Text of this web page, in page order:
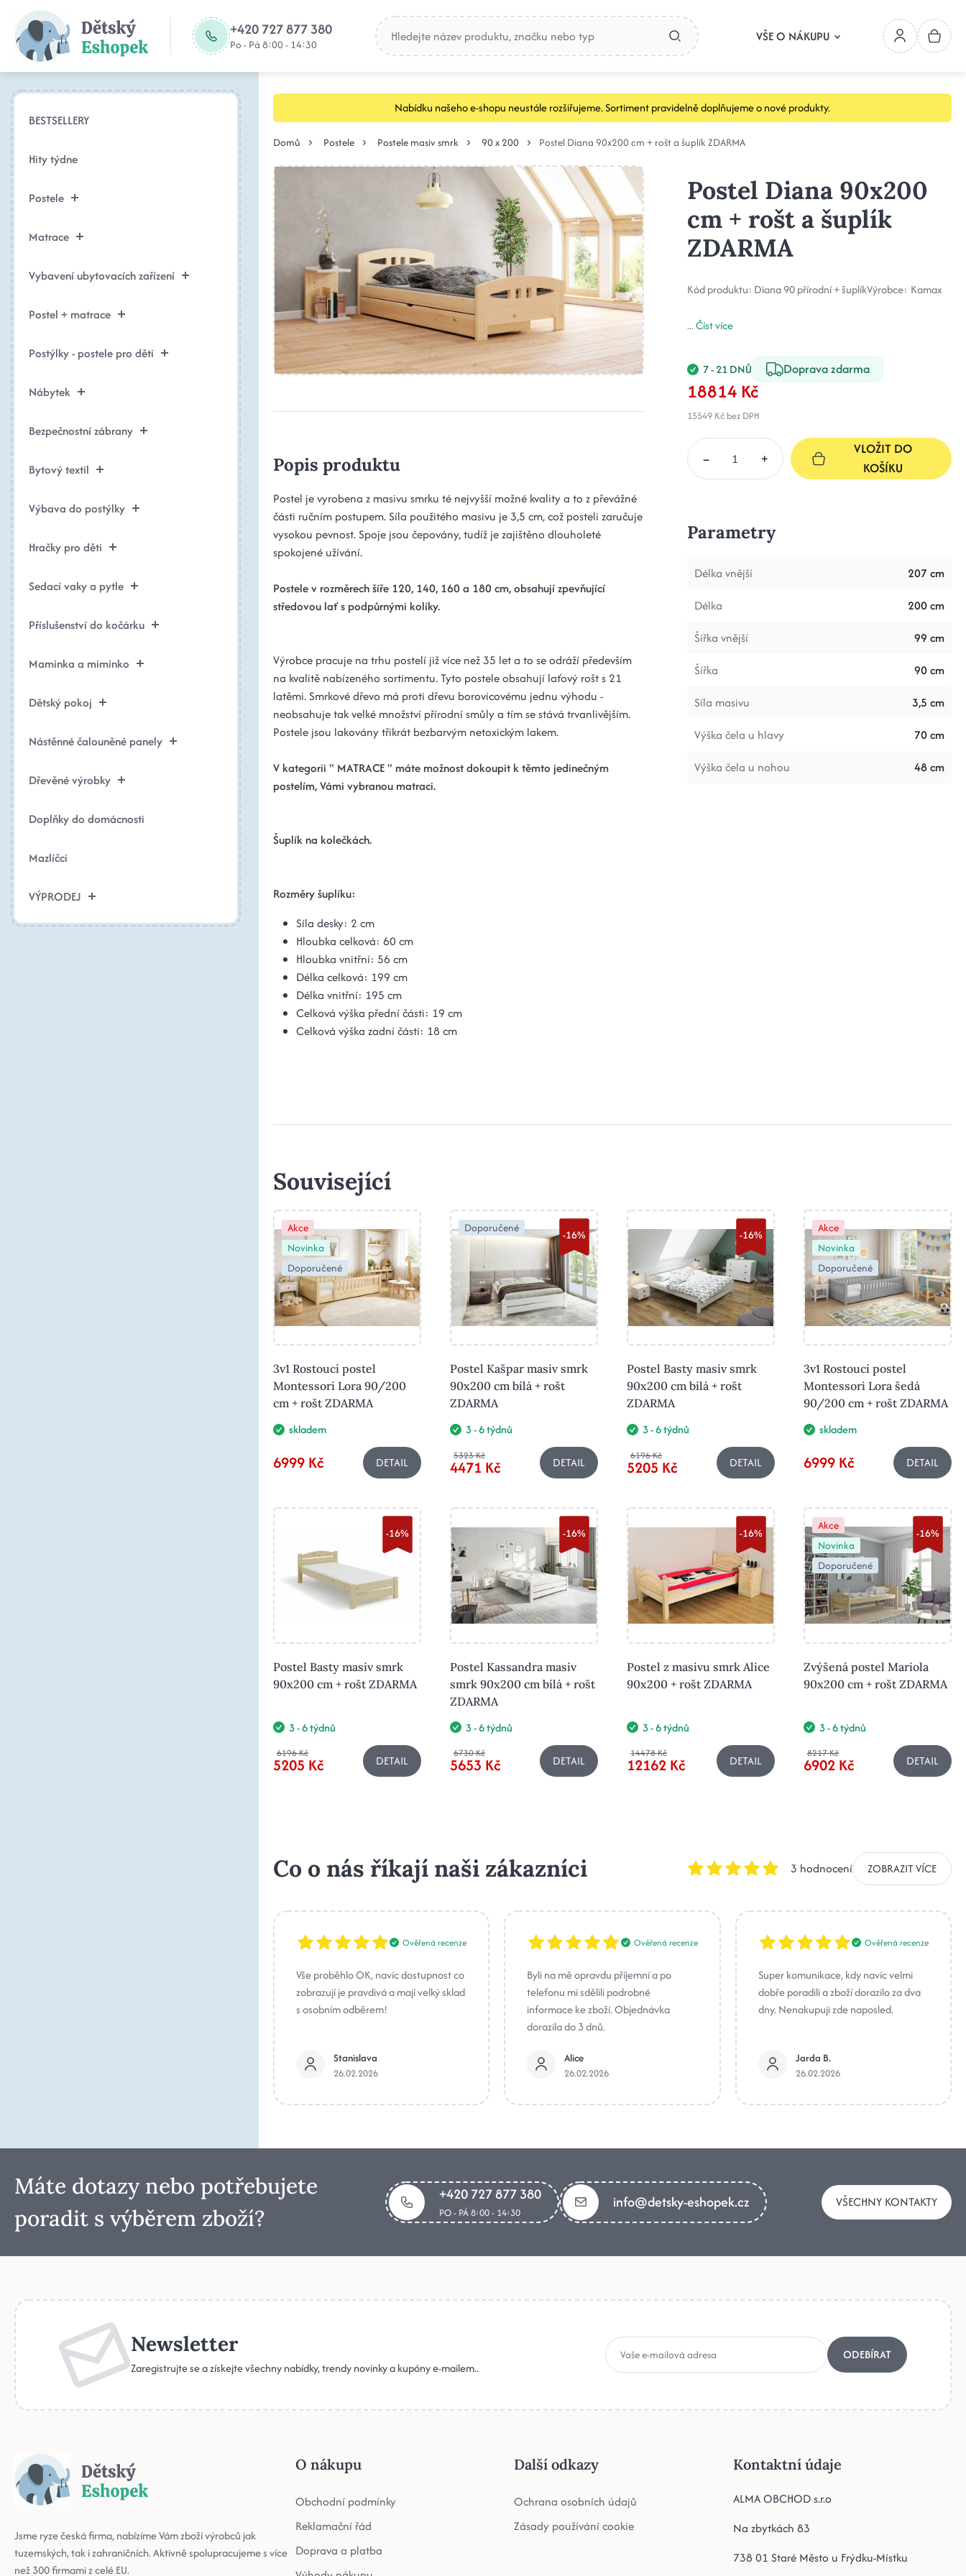
+420 727 877 380
Po - Pá 8:00 - 14:30
VŠE O NÁKUPU
BESTSELLERY
Hity týdne
Postele
Matrace
Vybavení ubytovacích zařízení
Postel + matrace
Postýlky - postele pro děti
Nábytek
Bezpečnostní zábrany
Bytový textil
Výbava do postýlky
Hračky pro děti
Sedací vaky a pytle
Příslušenství do kočárku
Maminka a miminko
Dětský pokoj
Nástěnné čalouněné panely
Dřevěné výrobky
Doplňky do domácnosti
Mazlíčci
VÝPRODEJ
Nabídku našeho e-shopu neustále rozšiřujeme. Sortiment pravidelně doplňujeme o nové produkty.
Domů Postele Postele masiv smrk 90 x 200 Postel Diana 90x200 cm + rošt a šuplík ZDARMA
Popis produktu
Postel je vyrobena z masivu smrku té nejvyšší možné kvality a to z převážné
části ručním postupem. Síla použitého masivu je 3,5 cm, což posteli zaručuje
vysokou pevnost. Spoje jsou čepovány, tudíž je zajištěno dlouholeté
spokojené užívání.
Postele v rozměrech šíře 120, 140, 160 a 180 cm, obsahují zpevňující
středovou lať s podpůrnými kolíky.
Výrobce pracuje na trhu postelí již více než 35 let a to se odráží především
na kvalitě nabízeného sortimentu. Tyto postele obsahují laťový rošt s 21
latěmi. Smrkové dřevo má proti dřevu borovicovému jednu výhodu -
neobsahuje tak velké množství přírodní smůly a tím se stává trvanlivějším.
Postele jsou lakovány třikrát bezbarvým netoxickým lakem.
V kategorii " MATRACE " máte možnost dokoupit k těmto jedinečným
postelím, Vámi vybranou matraci.
Šuplík na kolečkách.
Rozměry šuplíku:
Síla desky: 2 cm
Hloubka celková: 60 cm
Hloubka vnitřní: 56 cm
Délka celková: 199 cm
Délka vnitřní: 195 cm
Celková výška přední části: 19 cm
Celková výška zadní části: 18 cm
Postel Diana 90x200
cm + rošt a šuplík
ZDARMA
Kód produktu: Diana 90 přírodní + šuplíkVýrobce: Kamax
...Číst více
7 - 21 DNŮ Doprava zdarma
18814 Kč
15549 Kčbez DPH
– +
VLOŽIT DO
KOŠÍKU
Parametry
Délka vnější
207 cm
Délka
200 cm
Šířka vnější
99 cm
Šířka
90 cm
Síla masivu
3,5 cm
Výška čela u hlavy
70 cm
Výška čela u nohou
48 cm
Související
Akce
Novinka
Doporučené
3v1 Rostoucí postel
Montessori Lora 90/200
cm + rošt ZDARMA
skladem
6999 Kč DETAIL
Doporučené
-16%
Postel Kašpar masiv smrk
90x200 cm bílá + rošt
ZDARMA
3 - 6 týdnů
5323 Kč
4471 Kč DETAIL
-16%
Postel Basty masiv smrk
90x200 cm bílá + rošt
ZDARMA
3 - 6 týdnů
6196 Kč
5205 Kč DETAIL
Akce
Novinka
Doporučené
3v1 Rostoucí postel
Montessori Lora šedá
90/200 cm + rošt ZDARMA
skladem
6999 Kč DETAIL
-16%
Postel Basty masiv smrk
90x200 cm + rošt ZDARMA
3 - 6 týdnů
6196 Kč
5205 Kč DETAIL
-16%
Postel Kassandra masiv
smrk 90x200 cm bílá + rošt
ZDARMA
3 - 6 týdnů
6730 Kč
5653 Kč DETAIL
-16%
Postel z masivu smrk Alice
90x200 + rošt ZDARMA
3 - 6 týdnů
14478 Kč
12162 Kč DETAIL
Akce
Novinka
Doporučené
-16%
Zvýšená postel Mariola
90x200 cm + rošt ZDARMA
3 - 6 týdnů
8217 Kč
6902 Kč DETAIL
Co o nás říkají naši zákazníci 3 hodnocení ZOBRAZIT VÍCE
Ověřená recenze
Vše proběhlo OK, navíc dostupnost co
zobrazují je pravdivá a mají velký sklad
s osobním odběrem!
Stanislava
26.02.2026
Ověřená recenze
Byli na mě opravdu příjemní a po
telefonu mi sdělili podrobné
informace ke zboží. Objednávka
dorazila do 3 dnů.
Alice
26.02.2026
Ověřená recenze
Super komunikace, kdy navíc velmi
dobře poradili a zboží dorazilo za dva
dny. Nenakupuji zde naposled.
Jarda B.
26.02.2026
Máte dotazy nebo potřebujete
poradit s výběrem zboží?
+420 727 877 380
PO - PÁ 8:00 - 14:30
info@detsky-eshopek.cz VŠECHNY KONTAKTY
Newsletter
Zaregistrujte se a získejte všechny nabídky, trendy novinky a kupóny e-mailem..
ODEBÍRAT
Jsme ryze česká firma, nabízíme Vám zboží výrobců jak
tuzemských, tak i zahraničních. Aktivně spolupracujeme s více
než 300 firmami z celé EU.
O nákupu
Obchodní podmínky
Reklamační řád
Doprava a platba
Další odkazy
Ochrana osobních údajů
Zásady používání cookie
Kontaktní údaje
ALMA OBCHOD s.r.o
Na zbytkách 83
738 01 Staré Město u Frýdku-Místku